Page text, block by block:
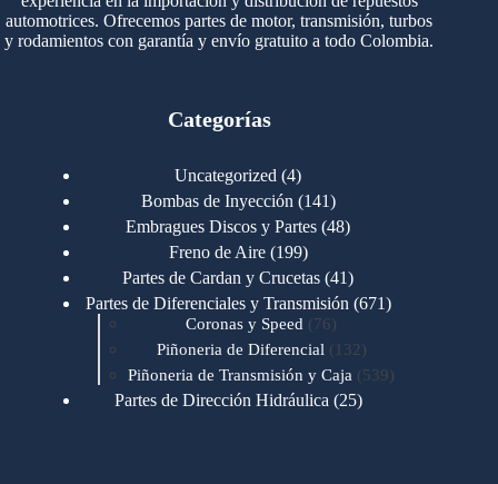
automotrices. Ofrecemos partes de motor, transmisión, turbos
y rodamientos con garantía y envío gratuito a todo Colombia.
Categorías
Uncategorized 44
productos
Bombas de Inyección 141141
productos
Embragues Discos y Partes 4848
Freno de Aire 199199
productos
Partes de Cardan y Crucetas 4141
productos
Partes de Diferenciales y Transmisión 671671
Coronas y Speed 7676
productos
Piñoneria de Diferencial 132 132
productos
Piñoneria de Transmisión y Caja 539539
Partes de Dirección Hidráulica 2525